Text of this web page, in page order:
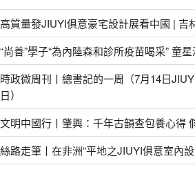
高質量發JIUYI俱意豪宅設計展看中國 | 吉
“尚善”學子“為內陸森和診所疫苗喝采” 童
時政微周刊丨總書記的一周（7月14日
日）
文明中國行丨肇興：千年古韻查包養心得
絲路走筆丨在非洲“平地之JIUYI俱意室內